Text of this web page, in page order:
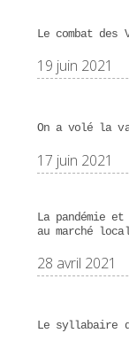
Le combat des
19 juin 2021
On a volé la
17 juin 2021
La pandémie
au marché
28 avril 2021
Le syllabaire